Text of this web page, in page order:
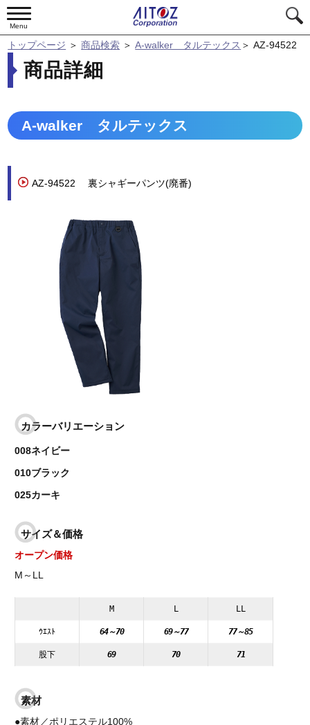
Menu
トップページ ＞商品検索 ＞ A-walker タルテックス ＞AZ-94522
商品詳細
A-walker タルテックス
AZ-94522 裏シャギーパンツ(廃番)
カラーバリエーション
008ネイビー
010ブラック
025カーキ
サイズ＆価格
オープン価格
M～LL
M L LL
ｳｴｽﾄ 64～70 69～77 77～85
股下 69 70 71
素材
●素材／ポリエステル100%